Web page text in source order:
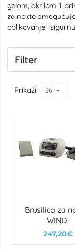
gelom, akrilom ili
za nokte
oblikovanje i
Filter
Prikaži:
Brusilica za
WIND
247,20€